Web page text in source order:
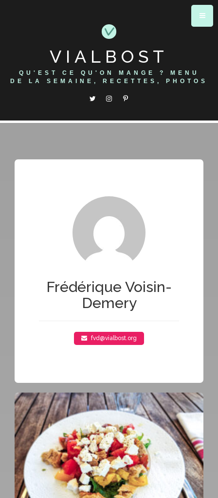
VIALBOST
QU'EST CE QU'ON MANGE ? MENU
DE LA SEMAINE, RECETTES, PHOTOS
Frédérique Voisin-
Demery
fvd@vialbost.org